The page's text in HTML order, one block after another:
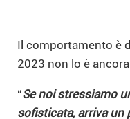
Il comportamento è
2023 non lo è
“Se noi stressiamo
sofisticata, arriva un